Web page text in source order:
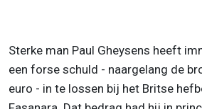
Sterke man Paul Gheysens heeft
een forse schuld - naargelang de
euro - in te lossen bij het Britse